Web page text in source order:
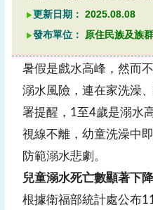
更新日期： 2025.08.08
發布單位：
原住民族及族
暑假是戲水高峰，然而
溺水風險，連在家洗澡
署提醒，1至4歲是溺水
視線不離，幼童洗澡中
防範溺水悲劇。
兒童溺水死亡數顯著下
根據衛福部統計處公布